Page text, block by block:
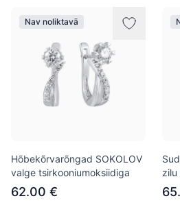
Nav noliktavā
Hõbekõrvarõngad SOKOLOV
valge tsirkooniumoksiidiga
62.00 €
zilu